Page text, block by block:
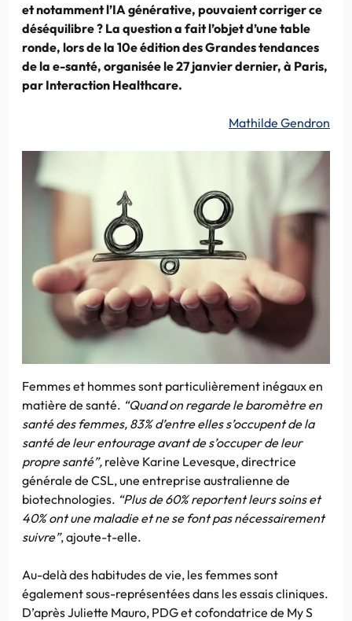
et notamment l’IA générative, pouvaient corriger ce
déséquilibre ? La question a fait l’objet d’une table
ronde, lors de la 10e édition des Grandes tendances
de la e-santé, organisée le 27 janvier dernier, à Paris,
par Interaction Healthcare.
Mathilde Gendron
Femmes et hommes sont particulièrement inégaux en
matière de santé. “Quand on regarde le baromètre en
santé des femmes, 83% d’entre elles s’occupent de la
santé de leur entourage avant de s’occuper de leur
propre santé”, relève Karine Levesque, directrice
générale de CSL, une entreprise australienne de
biotechnologies. “Plus de 60% reportent leurs soins et
40% ont une maladie et ne se font pas nécessairement
suivre”, ajoute-t-elle.
Au-delà des habitudes de vie, les femmes sont
également sous-représentées dans les essais cliniques.
D’après Juliette Mauro, PDG et cofondatrice de My S